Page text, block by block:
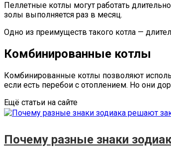
Пеллетные котлы могут работать
золы выполняется раз в месяц.
Одно из преимуществ такого котла —
Комбинированные котлы
Комбинированные котлы позволяют
если есть перебои с отоплением. Но они
Ещё статьи на сайте
Почему разные знаки